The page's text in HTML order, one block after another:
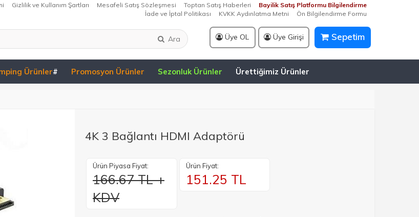
Bayilik Satış Platformu Bilgilendirme
Toptan Satış Haberleri
Mesafeli Satış Sözleşmesi
Gizlilik ve Kullanım Şartları
Ön Bilgilendirme Formu
KVKK Aydınlatma Metni
İade ve İptal Politikası
Ara Üye OL Üye Girişi Sepetim
Ürünler# Promosyon Ürünler Sezonluk Ürünler Ürettiğimiz Ürünler
4K 3 Bağlantı HDMI Adaptörü
Ürün Piyasa Fiyat:
166.67 TL +
KDV
Ürün Fiyat:
151.25 TL